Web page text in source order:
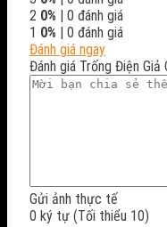
2 0% | 0 đánh giá
1 0% | 0 đánh giá
Đánh giá ngay
Đánh giá Trống Điện Giả
Gửi ảnh thực tế
0 ký tự (Tối thiểu 10)